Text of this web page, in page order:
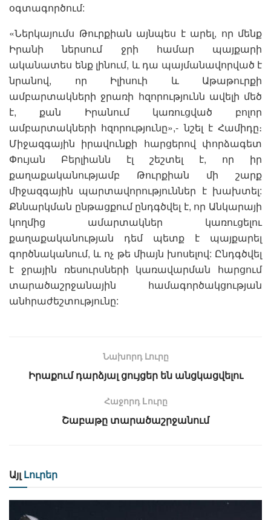
օգտագործում:
«Ներկայումս Թուրքիան այնպես է արել, որ մենք
Իրանի ներսում ջրի համար պայքարի
ականատես ենք լինում, և դա պայմանավորված է
նրանով, որ Իլիսուի և Աթաթուրքի
ամբարտակների ջրառի հզորությունն ավելի մեծ
է, քան Իրանում կառուցված բոլոր
ամբարտակների հզորությունը»,- նշել է Համիդը։
Միջազգային իրավունքի հարցերով փորձագետ
Փույան Բերլիանն էլ շեշտել է, որ իր
քաղաքականությամբ Թուրքիան մի շարք
միջազգային պարտավորություններ է խախտել:
Քննարկման ընթացքում ընդգծվել է, որ Անկարայի
կողմից ամարտակներ կառուցելու
քաղաքականության դեմ պետք է պայքարել
գործնականում, և ոչ թե միայն խոսելով: Ընդգծվել
է ջրային ռեսուրսների կառավարման հարցում
տարածաշրջանային համագործակցության
անհրաժեշտությունը:
Նախորդ Լուրը
Իրաքում դարձյալ ցույցեր են անցկացվելու
Հաջորդ Lուրը
Շաբաթը տարածաշրջանում
Այլ Լուրեր